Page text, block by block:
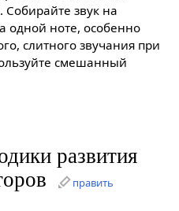
звук на
одной ноте, особенно
слитного звучания при
смешанный
развития
править